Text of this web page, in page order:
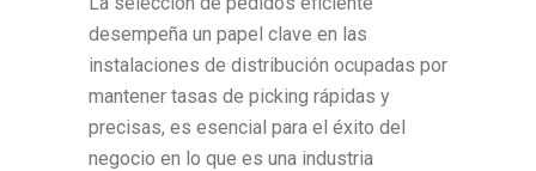
desempeña un papel clave en las
instalaciones de distribución ocupadas por
mantener tasas de picking rápidas y
precisas, es esencial para el éxito del
negocio en lo que es una industria